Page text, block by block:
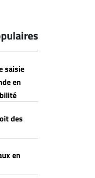
saisie
en
des
en